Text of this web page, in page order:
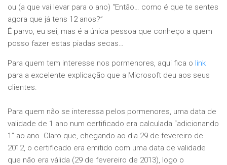
ou (a que vai levar para o ano) “Então… como é que te sentes
agora que já tens 12 anos?”
É parvo, eu sei, mas é a única pessoa que conheço a quem
posso fazer estas piadas secas…
Para quem tem interesse nos pormenores, aqui fica o link
para a excelente explicação que a Microsoft deu aos seus
clientes.
Para quem não se interessa pelos pormenores, uma data de
validade de 1 ano num certificado era calculada “adicionando
1” ao ano. Claro que, chegando ao dia 29 de fevereiro de
2012, o certificado era emitido com uma data de validade
que não era válida (29 de fevereiro de 2013), logo o